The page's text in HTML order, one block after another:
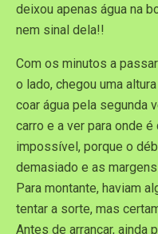
deixou apenas água na
nem sinal dela!!
Com os minutos a
o lado, chegou uma
coar água pela segunda
carro e a ver para onde
impossível, porque o
demasiado e as
Para montante, haviam
tentar a sorte, mas
Antes de arrancar, ainda